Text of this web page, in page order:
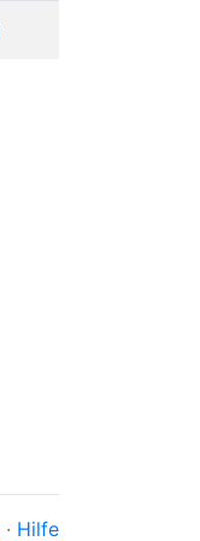
· Hilfe